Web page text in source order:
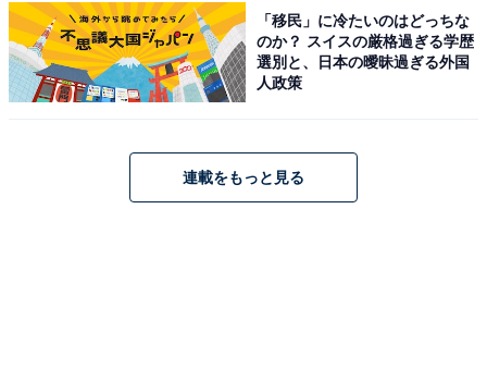
す。
その歌声が認められ、2023年8月18日には1stミニアルバ
ム『ZONE』でソロデビュー。さまざまなジャンルの楽
ことを証明しました。
「移民」に冷たいのはどっちな
のか？ スイスの厳格過ぎる学歴
選別と、日本の曖昧過ぎる外国
人政策
連載をもっと見る